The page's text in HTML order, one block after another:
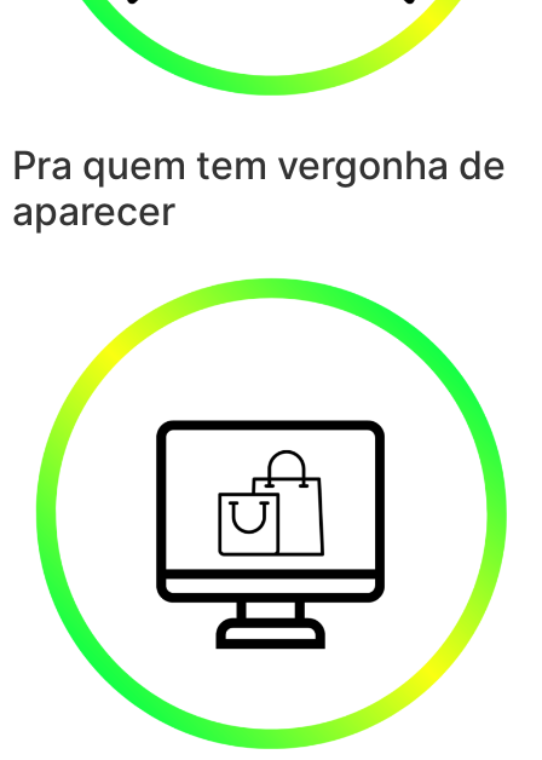
Pra quem tem vergonha de
aparecer